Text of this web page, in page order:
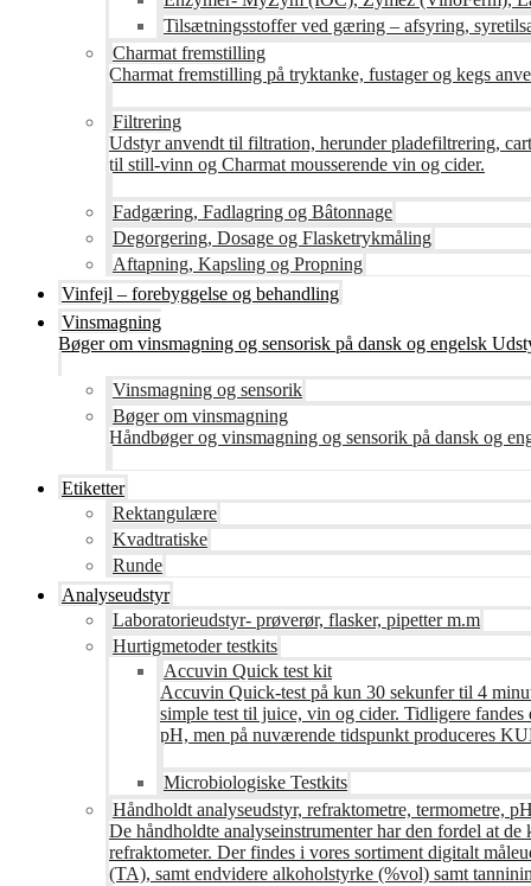
Tilsætningsstoffer ved gæring – afsyring,
Charmat fremstilling
Charmat fremstilling på tryktanke, fustager og kegs
Filtrering
Udstyr anvendt til filtration, herunder pladefiltrering,
til still-vinn og Charmat mousserende vin og cider.
Fadgæring, Fadlagring og Bâtonnage
Degorgering, Dosage og Flasketrykmåling
Aftapning, Kapsling og Propning
Vinfejl – forebyggelse og behandling
Vinsmagning
Bøger om vinsmagning og sensorisk på dansk og engelsk
Vinsmagning og sensorik
Bøger om vinsmagning
Håndbøger og vinsmagning og sensorik på dansk og
Etiketter
Rektangulære
Kvadtratiske
Runde
Analyseudstyr
Laboratorieudstyr- prøverør, flasker, pipetter m.m
Hurtigmetoder testkits
Accuvin Quick test kit
Accuvin Quick-test på kun 30 sekunfer til 4
simple test til juice, vin og cider. Tidligere
pH, men på nuværende tidspunkt produceres
Microbiologiske Testkits
Håndholdt analyseudstyr, refraktometre, termometre,
De håndholdte analyseinstrumenter har den fordel at
refraktometer. Der findes i vores sortiment digitalt
(TA), samt endvidere alkoholstyrke (%vol) samt